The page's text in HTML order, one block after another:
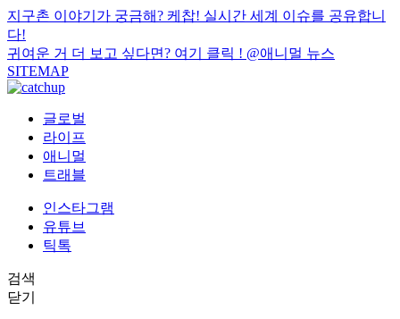
지구촌 이야기가 궁금해? 케찹! 실시간 세계 이슈를 공유합니
다!
귀여운 거 더 보고 싶다면? 여기 클릭 ! @애니멀 뉴스
SITEMAP
글로벌
라이프
애니멀
트래블
인스타그램
유튜브
틱톡
검색
닫기